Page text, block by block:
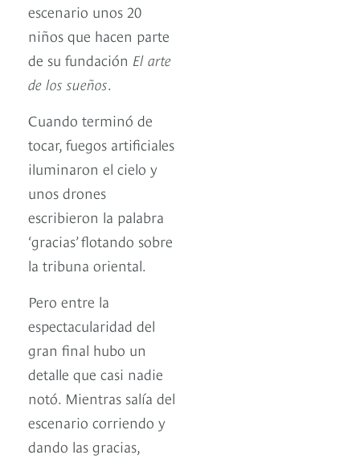
escenario unos 20
niños que hacen parte
de su fundación El arte
de los sueños.
Cuando terminó de
tocar, fuegos artificiales
iluminaron el cielo y
unos drones
escribieron la palabra
‘gracias’ flotando sobre
la tribuna oriental.
Pero entre la
espectacularidad del
gran final hubo un
detalle que casi nadie
notó. Mientras salía del
escenario corriendo y
dando las gracias,